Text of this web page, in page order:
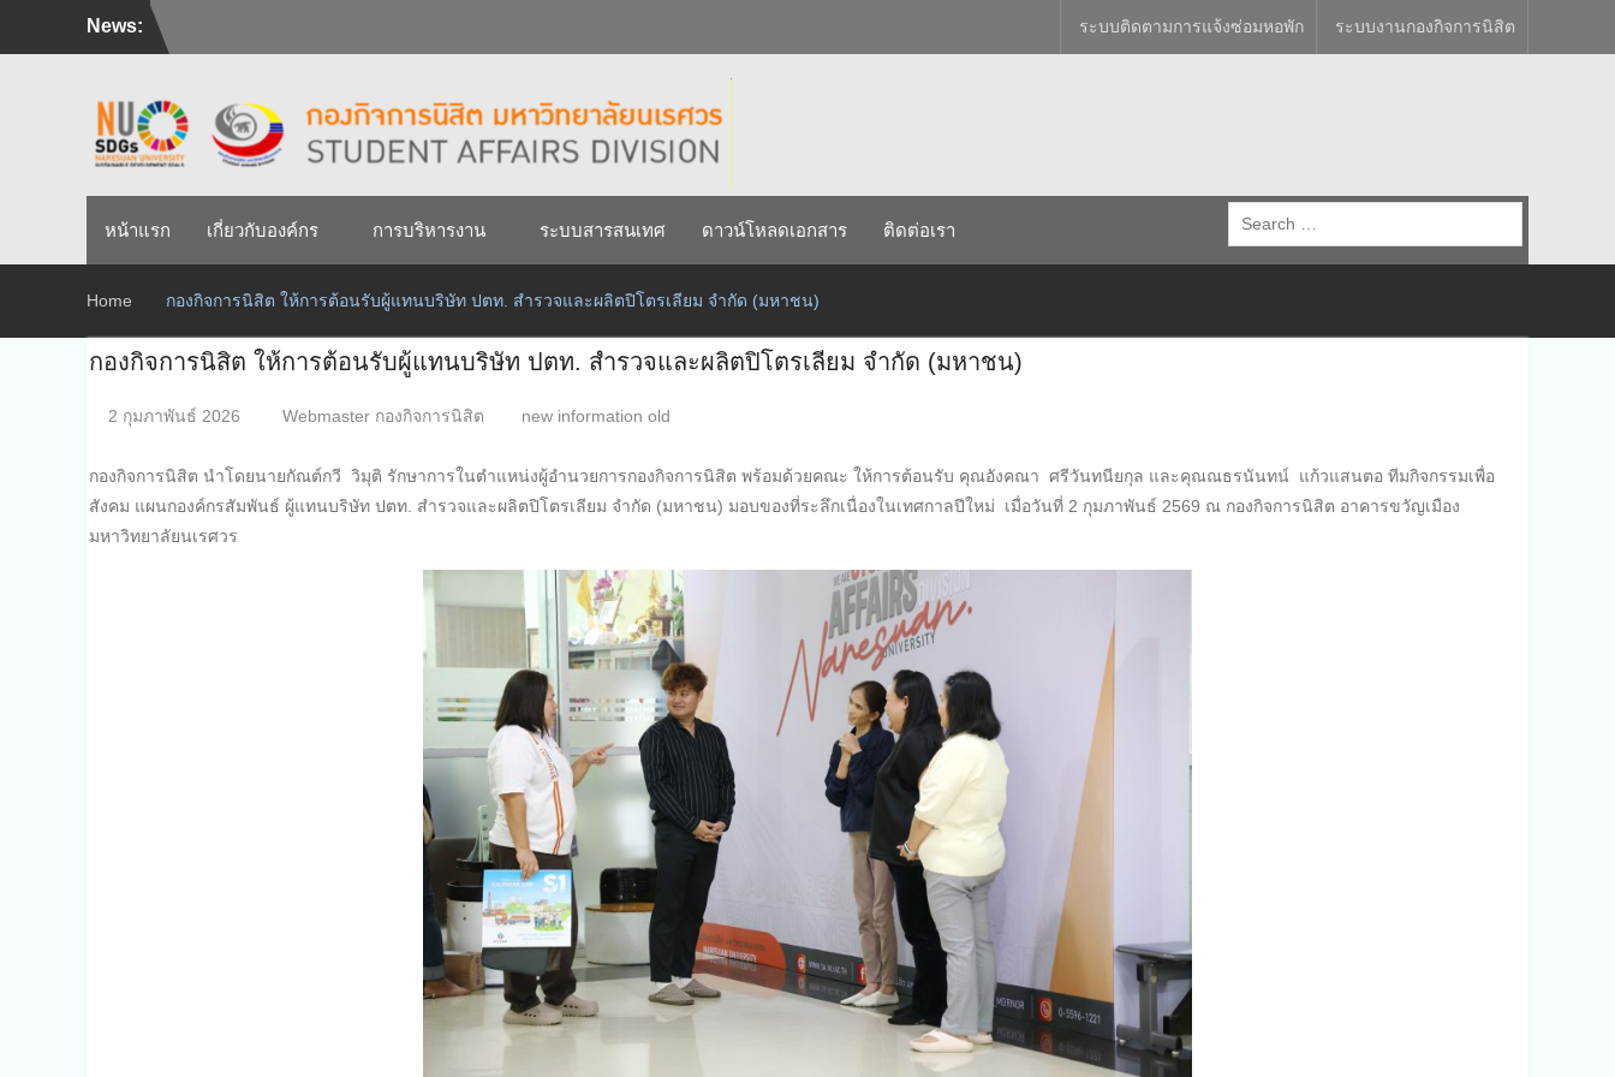
News:
ศิษย์เก่าแพทย์ถ่ายทอดความรู้ให้แก่นิสิตปัจจุบัน
ระบบติดตามการแจ้งซ่อมหอพัก ระบบงานกองกิจการนิสิต
หน้าแรก เกี่ยวกับองค์กร การบริหารงาน ระบบสารสนเทศ ดาวน์โหลดเอกสาร ติดต่อเรา
Search
Home กองกิจการนิสิต ให้การต้อนรับผู้แทนบริษัท ปตท. สำรวจและผลิตปิโตรเลียม จำกัด (มหาชน)
กองกิจการนิสิต ให้การต้อนรับผู้แทนบริษัท ปตท. สำรวจและผลิตปิโตรเลียม จำกัด (มหาชน)
2 กุมภาพันธ์ 2026 Webmaster กองกิจการนิสิต new information old
กองกิจการนิสิต นำโดยนายกัณต์กวี วิมุติ รักษาการในตำแหน่งผู้อำนวยการกองกิจการนิสิต พร้อมด้วยคณะ ให้การต้อนรับ คุณอังคณา ศรีวันทนียกุล และคุณณธรนันทน์ แก้วแสนตอ ทีมกิจกรรมเพื่อ
สังคม แผนกองค์กรสัมพันธ์ ผู้แทนบริษัท ปตท. สำรวจและผลิตปิโตรเลียม จำกัด (มหาชน) มอบของที่ระลึกเนื่องในเทศกาลปีใหม่ เมื่อวันที่ 2 กุมภาพันธ์ 2569 ณ กองกิจการนิสิต อาคารขวัญเมือง
มหาวิทยาลัยนเรศวร